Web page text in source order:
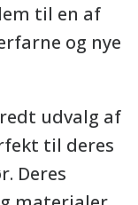
til en af
og nye
udvalg af
til deres
Deres